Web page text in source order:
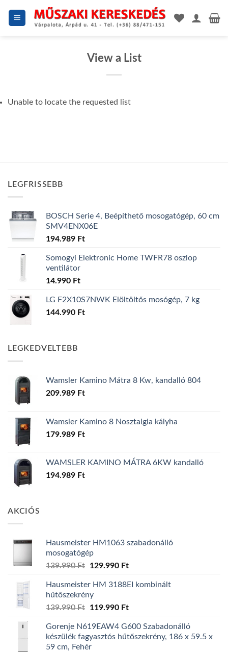
View a List
Unable to locate the requested list
LEGFRISSEBB
BOSCH Serie 4, Beépíthető mosogatógép, 60 cm
SMV4ENX06E
194.989 Ft
Somogyi Elektronic Home TWFR78 oszlop
ventilátor
14.990 Ft
LG F2X10S7NWK Elöltöltős mosógép, 7 kg
144.990 Ft
LEGKEDVELTEBB
Wamsler Kamino Mátra 8 Kw, kandalló 804
209.989 Ft
Wamsler Kamino 8 Nosztalgia kályha
179.989 Ft
WAMSLER KAMINO MÁTRA 6KW kandalló
194.989 Ft
AKCIÓS
Hausmeister HM1063 szabadonálló
mosogatógép
139.990Ft
Original
was:
139.990 Ft.
129.990 FtCurrent
is:
Hausmeister HM 3188EI kombinált
hűtőszekrény
139.990Ft
Original
was:
139.990 Ft.
119.990 FtCurrent
is:
119.990 Ft.
Gorenje N619EAW4 G600 Szabadonálló
készülék fagyasztós hűtőszekrény, 186 x 59.5 x
59 cm, Fehér